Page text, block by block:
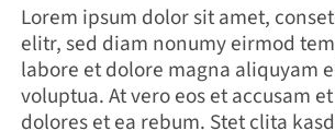
Lorem ipsum dolor sit amet,
elitr, sed diam nonumy eirmod
labore et dolore magna aliquyam
voluptua. At vero eos et accusam
dolores et ea rebum. Stet clita